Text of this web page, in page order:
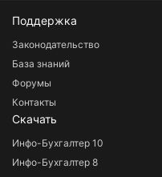
Поддержка
Законодательство
База знаний
Форумы
Контакты
Скачать
Инфо-Бухгалтер 10
Инфо-Бухгалтер 8